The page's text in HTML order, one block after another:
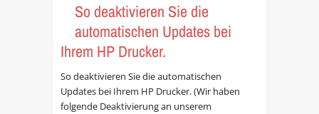
So deaktivieren Sie die
automatischen Updates bei
Ihrem HP Drucker.
So deaktivieren Sie die automatischen
Updates bei Ihrem HP Drucker. (Wir haben
folgende Deaktivierung an unserem